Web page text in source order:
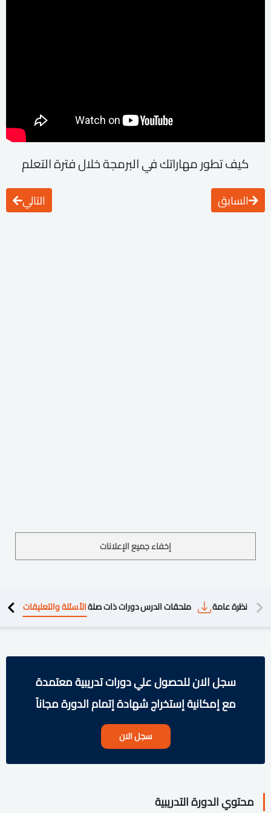
كيف تطور مهاراتك في البرمجة خلال فترة التعلم
السابق التالي
إخفاء جميع الإعلانات
نظرة عامة ملحقات الدرسدورات ذات صلةالأسئلة والتعليقات
سجل الان للحصول علي دورات تدريبية معتمدة
مع إمكانية إستخراج شهادة إتمام الدورة مجاناً
سجل الان
محتوي الدورة التدريبية